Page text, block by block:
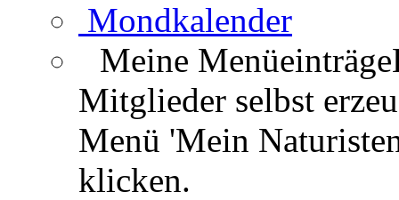
Mondkalender
Meine Menüeinträge
Mitglieder selbst
Menü 'Mein
klicken.